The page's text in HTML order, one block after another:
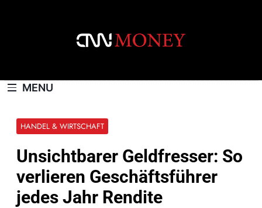
MENU
HANDEL & WIRTSCHAFT
Unsichtbarer Geldfresser: So
verlieren Geschäftsführer
jedes Jahr Rendite